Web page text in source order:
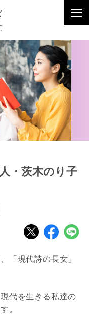
・茨木のり子
「現代詩の長女」
代を生きる私達の
。